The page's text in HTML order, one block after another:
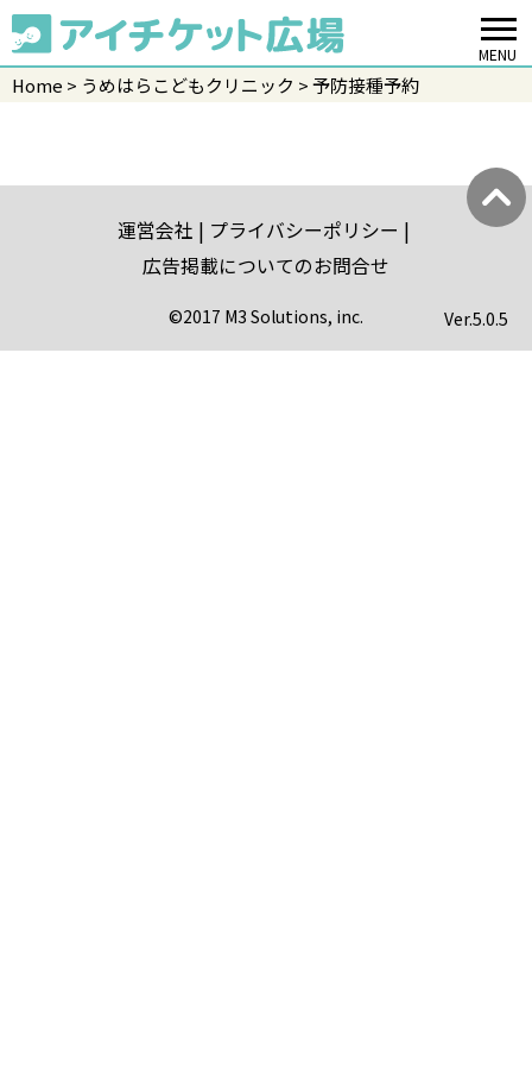
MENU
Home うめはらこどもクリニック 予防接種予約
運営会社
プライバシーポリシー
広告掲載についてのお問合せ
©2017 M3 Solutions, inc. Ver.5.0.5